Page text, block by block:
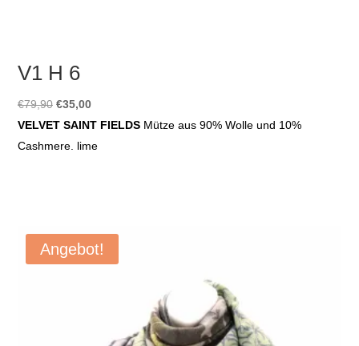
V1 H 6
€79,90 Ursprünglicher
Preis
war:
€35,00Aktueller
Preis
ist:
VELVET SAINT FIELDS Mütze aus 90% Wolle und 10%
Cashmere. lime
Angebot!